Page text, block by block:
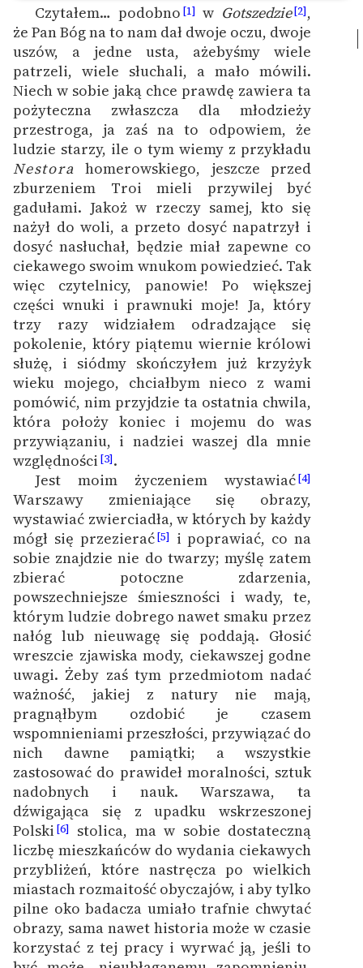
literatury do słuchania dla
uczennic i uczniów z
niepełnosprawnościami
E-kolekcja lektur
szkolnych i literatury do
słuchania dla uczennic i
uczniów z
niepełnosprawnościami
Feministyczne inspiracje.
Popularyzacja
skandynawskiej literatury
feministycznej
Ręce pełne poezji
Kolekcje edukacyjne
twórców przechodzących
do domeny publicznej,
lektur szkolnych oraz
Starego Testamentu
Odkurzamy bohaterów
Szkoła Poezji Wolnych
Lektur
O nas
Kontakt
O projekcie
Zespół
Zasady wykorzystania
Wolnych Lektur
Logotypy
Materiały promocyjne
Polityka prywatności
Regulamin biblioteki
Dane fundacji i
sprawozdania finansowe
Regulamin darowizn
Informacja o treściach
wrażliwych
Czytałem… podobno [1] w Gotszedzie[2],
że Pan Bóg na to nam dał dwoje oczu, dwoje
uszów, a jedne usta, ażebyśmy wiele
patrzeli, wiele słuchali, a mało mówili.
Niech w sobie jaką chce prawdę zawiera ta
pożyteczna zwłaszcza dla młodzieży
przestroga, ja zaś na to odpowiem, że
ludzie starzy, ile o tym wiemy z przykładu
Nestora homerowskiego, jeszcze przed
zburzeniem Troi mieli przywilej być
gadułami. Jakoż w rzeczy samej, kto się
nażył do woli, a przeto dosyć napatrzył i
dosyć nasłuchał, będzie miał zapewne co
ciekawego swoim wnukom powiedzieć. Tak
więc czytelnicy, panowie! Po większej
części wnuki i prawnuki moje! Ja, który
trzy razy widziałem odradzające się
pokolenie, który piątemu wiernie królowi
służę, i siódmy skończyłem już krzyżyk
wieku mojego, chciałbym nieco z wami
pomówić, nim przyjdzie ta ostatnia chwila,
która położy koniec i mojemu do was
przywiązaniu, i nadziei waszej dla mnie
względności [3].
Jest moim życzeniem wystawiać[4]
Warszawy zmieniające się obrazy,
wystawiać zwierciadła, w których by każdy
mógł się przezierać[5] i poprawiać, co na
sobie znajdzie nie do twarzy; myślę zatem
zbierać potoczne zdarzenia,
powszechniejsze śmieszności i wady, te,
którym ludzie dobrego nawet smaku przez
nałóg lub nieuwagę się poddają. Głosić
wreszcie zjawiska mody, ciekawszej godne
uwagi. Żeby zaś tym przedmiotom nadać
ważność, jakiej z natury nie mają,
pragnąłbym ozdobić je czasem
wspomnieniami przeszłości, przywiązać do
nich dawne pamiątki; a wszystkie
zastosować do prawideł moralności, sztuk
nadobnych i nauk. Warszawa, ta
dźwigająca się z upadku wskrzeszonej
Polski [6]
stolica, ma w sobie dostateczną
liczbę mieszkańców do wydania ciekawych
przybliżeń, które nastręcza po wielkich
miastach rozmaitość obyczajów, i aby tylko
pilne oko badacza umiało trafnie chwytać
obrazy, sama nawet historia może w czasie
korzystać z tej pracy i wyrwać ją, jeśli to